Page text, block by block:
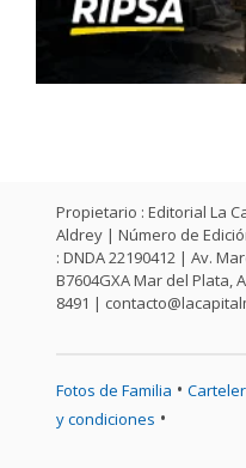
Propietario : Editorial La
Aldrey | Número de
: DNDA 22190412 | Av.
B7604GXA Mar del Plata,
8491 |
Fotos de Familia •
y condiciones •